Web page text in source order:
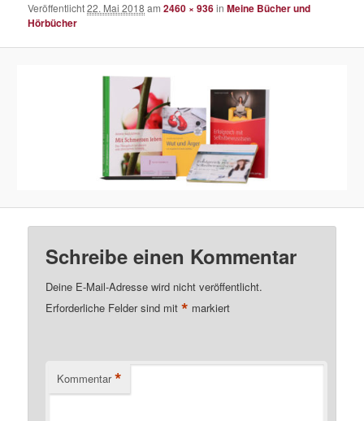
Veröffentlicht22. Mai 2018 am2460 × 936inMeine Bücher und
Hörbücher
Schreibe einen Kommentar
Deine E-Mail-Adresse wird nicht veröffentlicht.
Erforderliche Felder sind mit* markiert
Kommentar *